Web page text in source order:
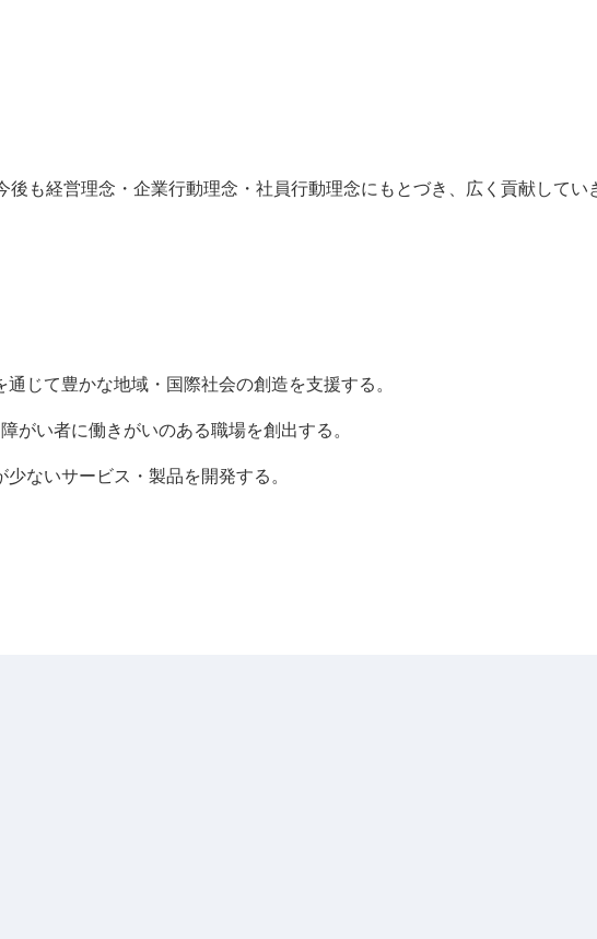
も経営理念・企業行動理念・社員行動理念にもとづき、広く貢献してい
じて豊かな地域・国際社会の創造を支援する。
い者に働きがいのある職場を創出する。
ないサービス・製品を開発する。